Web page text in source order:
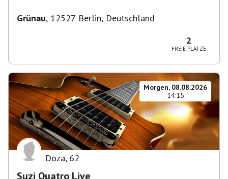
Grünau, 12527 Berlin, Deutschland
2
FREIE PLÄTZE
Morgen, 08.08.2026
14:15
Doza, 62
Suzi Quatro Live